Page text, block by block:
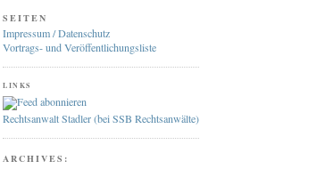
SEITEN
Impressum / Datenschutz
Vortrags- und Veröffentlichungsliste
LINKS
Rechtsanwalt Stadler (bei SSB Rechtsanwälte)
ARCHIVES: